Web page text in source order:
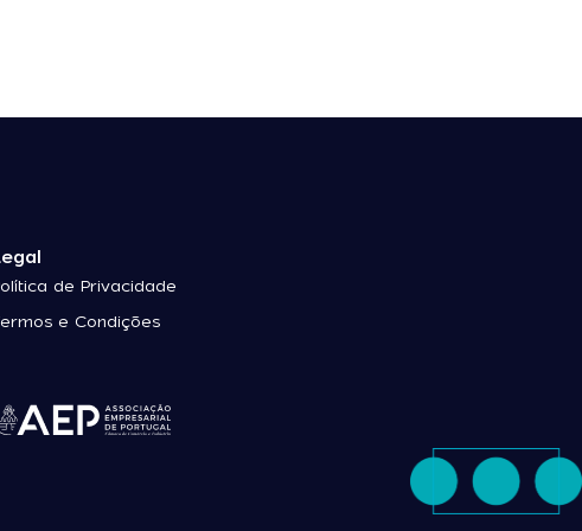
de Privacidade
e Condições